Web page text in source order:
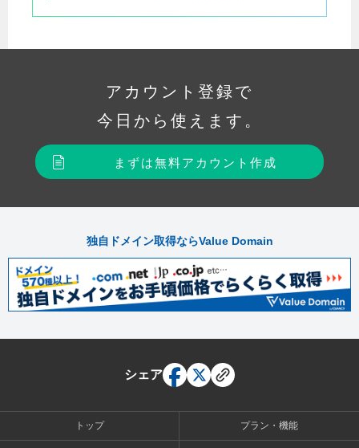
アカウント登録で
今日から使えます。
まずは無料アカウント作成
独自ドメイン取得ならValue Domain
シェア
トップ プラン・機能